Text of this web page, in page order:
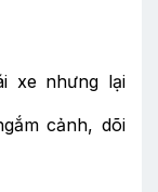
xe nhưng lại
cảnh, dõi